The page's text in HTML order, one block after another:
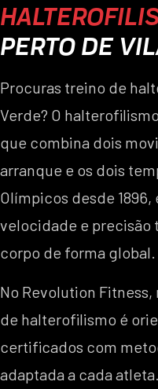
PERTO DE
Procuras treino de
Verde? O
que combina dois
arranque e os dois
Olímpicos desde
velocidade e precisão
corpo de forma global.
No Revolution
de halterofilismo é
certificados com
adaptada a cada